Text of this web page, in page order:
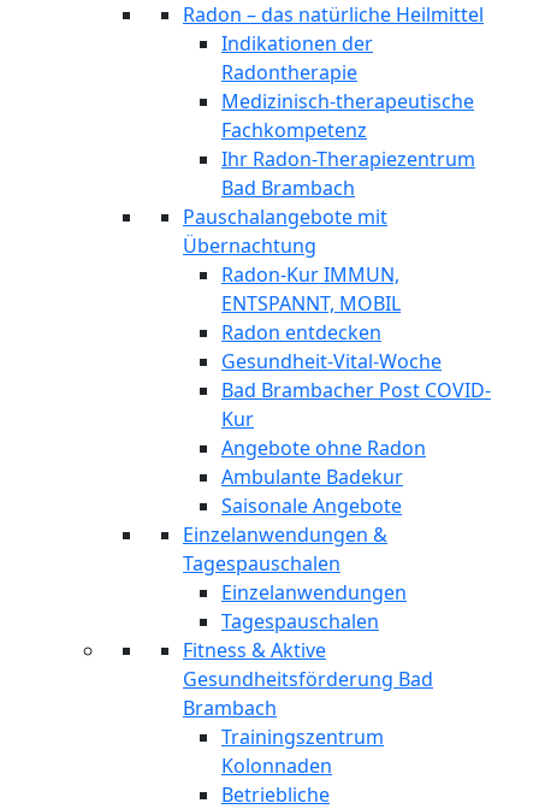
Radon – das natürliche Heilmittel
Indikationen der
Radontherapie
Medizinisch-therapeutische
Fachkompetenz
Ihr Radon-Therapiezentrum
Bad Brambach
Pauschalangebote mit
Übernachtung
Radon-Kur IMMUN,
ENTSPANNT, MOBIL
Radon entdecken
Gesundheit-Vital-Woche
Bad Brambacher Post COVID-
Kur
Angebote ohne Radon
Ambulante Badekur
Saisonale Angebote
Einzelanwendungen &
Tagespauschalen
Einzelanwendungen
Tagespauschalen
Fitness & Aktive
Gesundheitsförderung Bad
Brambach
Trainingszentrum
Kolonnaden
Betriebliche